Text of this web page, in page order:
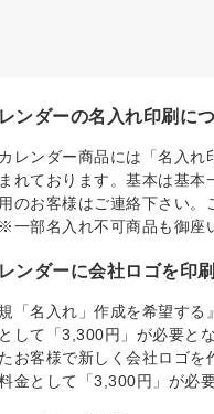
ンダーの名入れ印刷に
レンダー商品には「名入れ
れております。基本は基本
のお客様はご連絡下さい。
一部名入れ不可商品も御座
ンダーに会社ロゴを印
規「名入れ」作成を希望す
して「3,300円」が必要と
お客様で新しく会社ロゴを
金として「3,300円」が必要